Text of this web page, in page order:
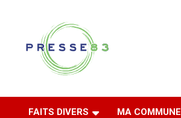
Presse 83
FAITS DIVERS MA COMMUNE